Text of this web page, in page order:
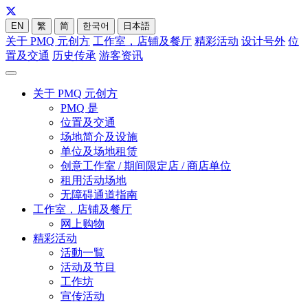
EN 繁 简 한국어 日本語
关于 PMQ 元创方 工作室，店铺及餐厅 精彩活动 设计号外 位
置及交通 历史传承 游客资讯
关于 PMQ 元创方
PMQ 是
位置及交通
场地简介及设施
单位及场地租赁
创意工作室 / 期间限定店 / 商店单位
租用活动场地
无障碍通道指南
工作室，店铺及餐厅
网上购物
精彩活动
活動一覧
活动及节目
工作坊
宣传活动